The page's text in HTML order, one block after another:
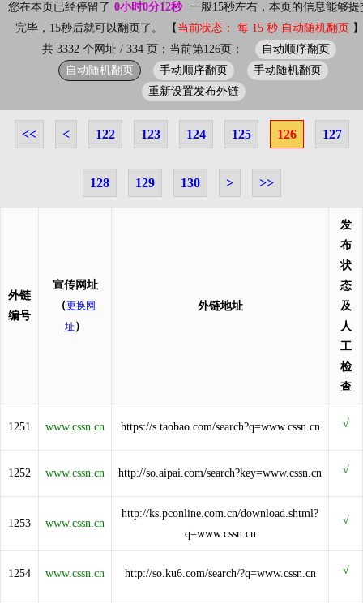
您在本页已经停留了 0小时0分12秒 一般15秒左右，本页的信息能够提
完毕，15秒后就可以翻页了。 【 当前状态： 每 15 秒 自动随机翻页 】
共 3332 个网址 / 334 页；当前第126页；
自动顺序翻页
自动随机翻页
手动顺序翻页
手动随机翻页
重新设置发布外链
<< < 122 123 124 125 126 127
128 129 130 > >>
外链
编号
宣传网址
（更换网
址 ）
外链地址
发
布
状
态
及
人
工
检
查
1251 www.cssn.cn https://s.taobao.com/search?q=www.cssn.cn
1252 www.cssn.cn http://so.aipai.com/search?key=www.cssn.cn
1253 www.cssn.cn
http://ks.pconline.com.cn/download.shtml?
q=www.cssn.cn
1254 www.cssn.cn http://so.ku6.com/search/?q=www.cssn.cn